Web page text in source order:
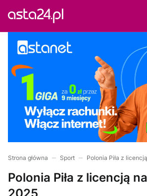
Strona główna Sport Polonia Piła z
Polonia Piła z licencją